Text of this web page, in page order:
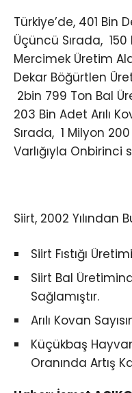
Türkiye’de, 401 Bin
Üçüncü Sırada, 150
Mercimek Üretim
Dekar Böğürtlen
2bin 799 Ton Bal
203 Bin Adet Arılı
Sırada, 1 Milyon
Varlığıyla Onbirinci
Siirt, 2002 Yılından
Siirt Fıstığı
Siirt Bal
Sağlamıştır.
Arılı Kovan
Küçükbaş
Oranında Artış